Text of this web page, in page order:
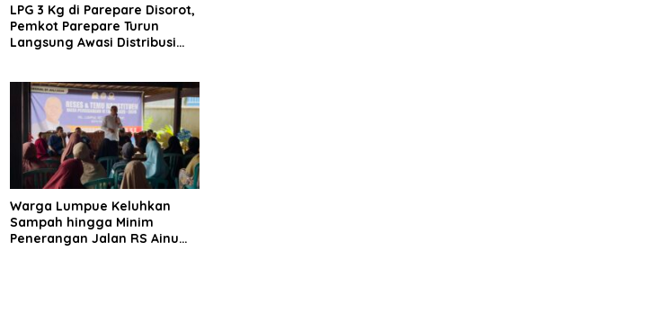
LPG 3 Kg di Parepare Disorot,
Pemkot Parepare Turun
Langsung Awasi Distribusi
Warga Lumpue Keluhkan
Sampah hingga Minim
Penerangan Jalan RS Ainum